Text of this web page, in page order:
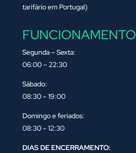
tarifário em Portugal)
FUNCIONAMENTO
Segunda – Sexta:
06:00 – 22:30
Sábado:
08:30 – 19:00
Domingo e feriados:
08:30 – 12:30
DIAS DE ENCERRAMENTO: